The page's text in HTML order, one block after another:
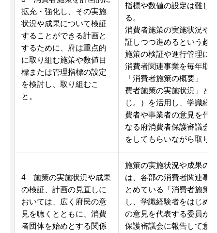
拡充・強化し、その実施
状況や成果について検証
することができる計画と
するために、府は重点的
に取り組む施策や数値目
標または管理指標の設定
を検討し、取り組むこ
と。
指標や数値の設定は難し
る。
消費者施策の実施状況や
証しつつ進めるという趣
施策の検証や進行管理に
消費者関連事業を毎年取
「消費者施策の概要」（
費者施策の実施状況」と
じ。）を活用し、学識経
費者や事業者の意見を代
なる府消費者保護審議会
をしてもらいながら取り
4 施策の実施状況や成果
の検証、計画の見直しに
おいては、広く府民の意
見を聴くとともに、消費
者団体を始めとする関係
施策の実施状況や成果の
は、各部の消費者関連事
とめている「消費者施策
し、学識経験者をはじめ
の意見を代表する委員か
保護審議会に報告して意